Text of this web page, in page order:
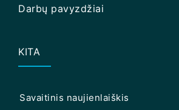
Darbų pavyzdžiai
KITA
Savaitinis naujienlaiškis